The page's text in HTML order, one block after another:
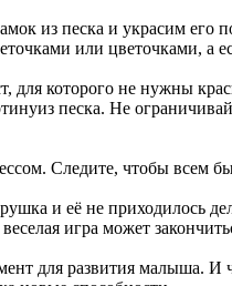
из песка и украсим его
или цветочками, а
которого не нужны
песка. Не
Следите, чтобы всем
и её не приходилось
игра может
для развития малыша. И